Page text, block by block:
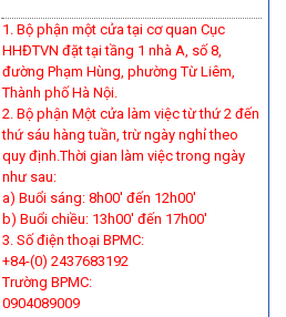
1. Bộ phận một cửa tại cơ quan Cục
HHĐTVN đặt tại tầng 1 nhà A, số 8,
đường Phạm Hùng, phường Từ Liêm,
Thành phố Hà Nội.
2. Bộ phận Một cửa làm việc từ thứ 2 đến
thứ sáu hàng tuần, trừ ngày nghỉ theo
quy định.Thời gian làm việc trong ngày
như sau:
a) Buổi sáng: 8h00' đến 12h00'
b) Buổi chiều: 13h00' đến 17h00'
3. Số điện thoại BPMC:
+84-(0) 2437683192
Trường BPMC:
0904089009